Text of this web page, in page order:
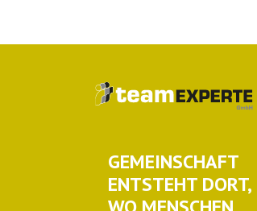
GEMEINSCHAFT
ENTSTEHT DORT,